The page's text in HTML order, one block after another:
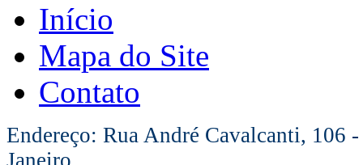
Início
Mapa do Site
Contato
Endereço: Rua André Cavalcanti, 106
Janeiro